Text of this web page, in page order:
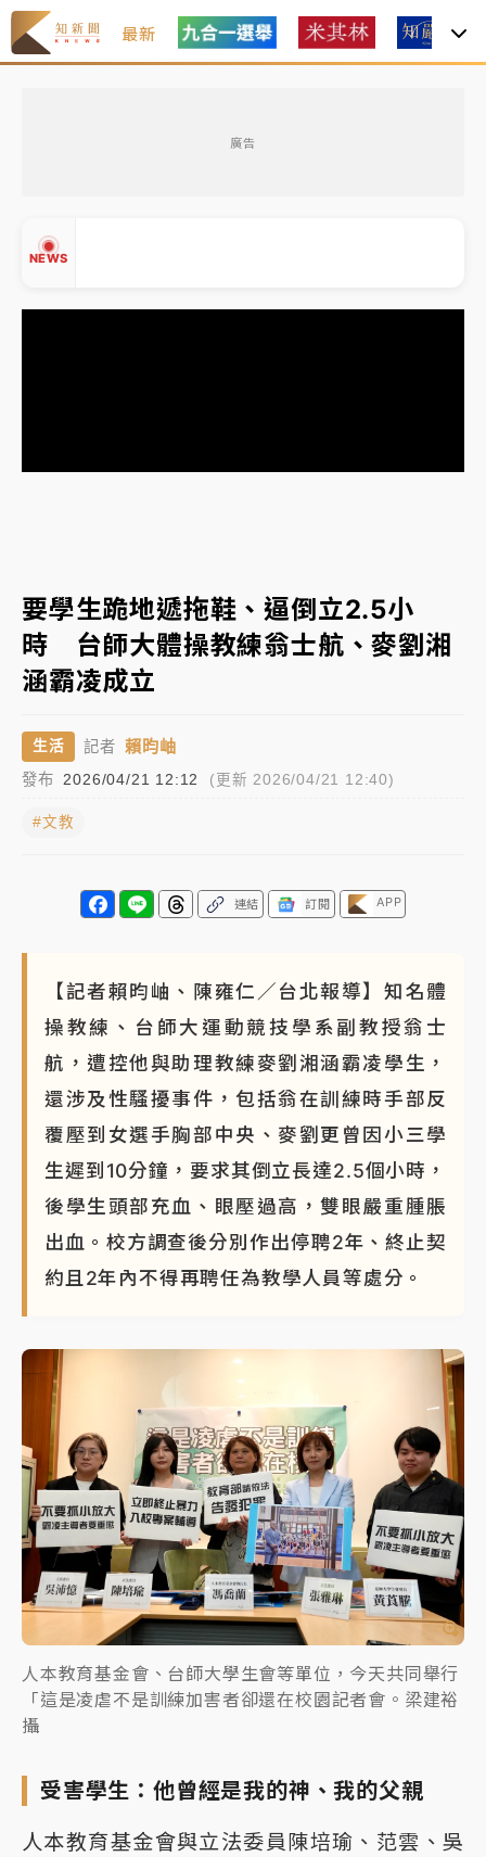
最新
廣告
NEWS
中信慈善基金會想增加董事人數！辜仲諒向法院聲請遭
駁 理由曝光
故宮《龍藏經》特展第2檔！今線上預約開賣一度塞車
雨熱區曝
及載板皆走弱
中信慈善基金會想增加董事人數！辜仲諒向法院聲請遭
駁 理由曝光
故宮《龍藏經》特展第2檔！今線上預約開賣一度塞車
周六起展出延長至晚上7時
押庭
雨熱區曝
要學生跪地遞拖鞋、逼倒立2.5小
時 台師大體操教練翁士航、麥劉湘
涵霸凌成立
生活 記者 賴昀岫
發布 2026/04/21 12:12 (更新 2026/04/21 12:40)
#文教
連結 訂閱 APP
【記者賴昀岫、陳雍仁／台北報導】知名體
操教練、台師大運動競技學系副教授翁士
航，遭控他與助理教練麥劉湘涵霸凌學生，
還涉及性騷擾事件，包括翁在訓練時手部反
覆壓到女選手胸部中央、麥劉更曾因小三學
生遲到10分鐘，要求其倒立長達2.5個小時，
後學生頭部充血、眼壓過高，雙眼嚴重腫脹
出血。校方調查後分別作出停聘2年、終止契
約且2年內不得再聘任為教學人員等處分。
人本教育基金會、台師大學生會等單位，今天共同舉行
「這是凌虐不是訓練加害者卻還在校園記者會。梁建裕
攝
受害學生：他曾經是我的神、我的父親
人本教育基金會與立法委員陳培瑜、范雲、吳